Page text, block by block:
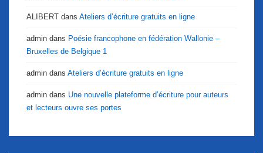
ALIBERT dans Ateliers d’écriture gratuits en ligne
admin dans Poésie francophone en fédération Wallonie –
Bruxelles de Belgique 1
admin dans Ateliers d’écriture gratuits en ligne
admin dans Une nouvelle plateforme d’écriture pour auteurs
et lecteurs ouvre ses portes